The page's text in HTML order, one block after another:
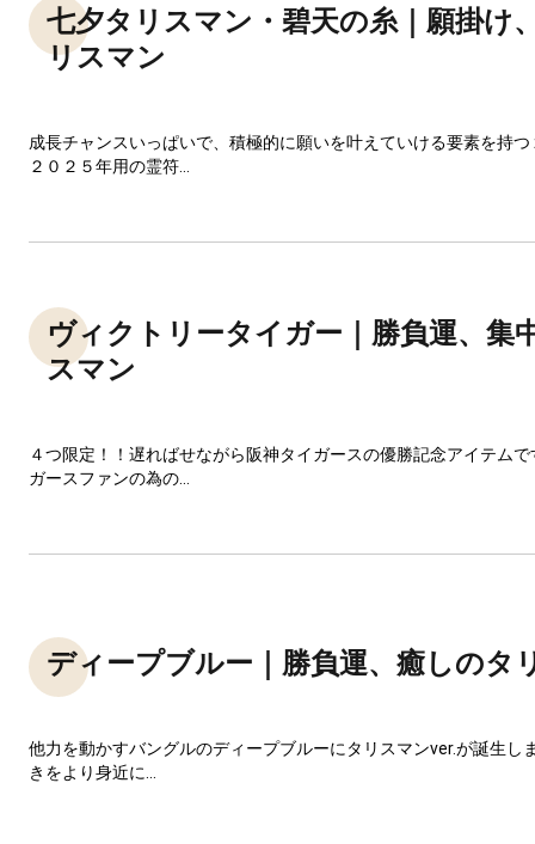
七夕タリスマン・碧天の糸｜願掛け
リスマン
成長チャンスいっぱいで、積極的に願いを叶えていける要素を持
２０２５年用の霊符...
ヴィクトリータイガー｜勝負運、集
スマン
４つ限定！！遅ればせながら阪神タイガースの優勝記念アイテム
ガースファンの為の...
ディープブルー｜勝負運、癒しのタ
他力を動かすバングルのディープブルーにタリスマンver.が誕生し
きをより身近に...